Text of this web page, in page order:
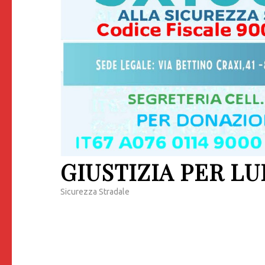
GIUSTIZIA PER
Sicurezza Stradale